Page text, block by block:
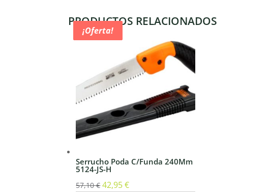
PRODUCTOS RELACIONADOS
¡Oferta!
Serrucho Poda C/Funda 240Mm
5124-JS-H
57,10€El
42,95€El
¡Oferta!
¡Oferta!